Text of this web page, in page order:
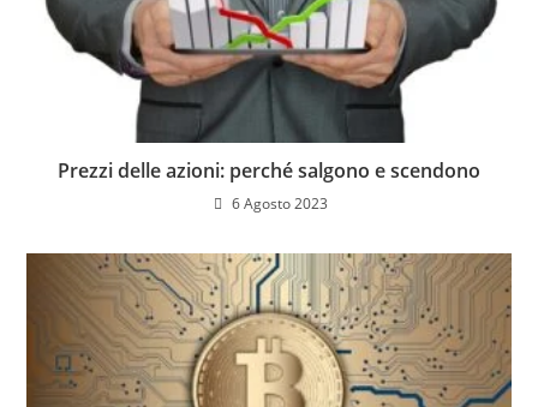
Prezzi delle azioni: perché salgono e scendono
6 Agosto 2023